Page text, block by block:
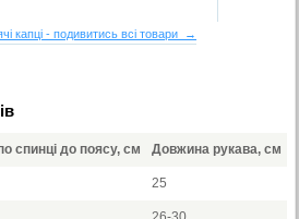
капці - подивитись всі товари →
спинці до поясу, см Довжина рукава, см
25